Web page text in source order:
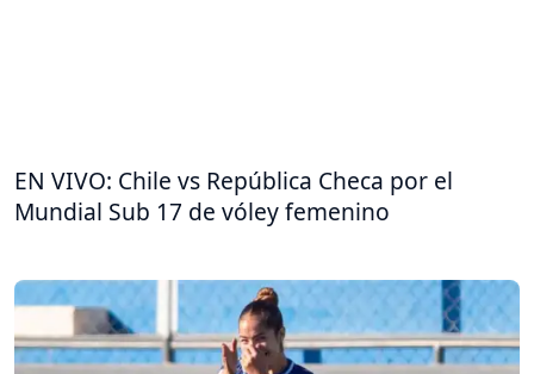
EN VIVO: Chile vs República Checa por el
Mundial Sub 17 de vóley femenino